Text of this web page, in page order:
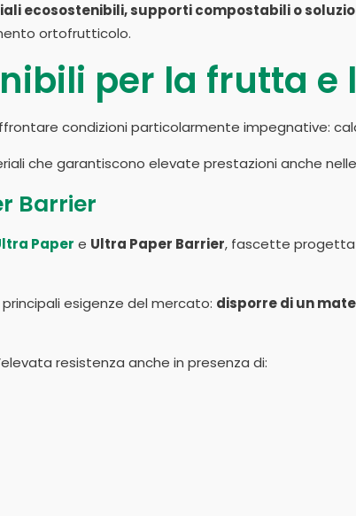
ecosostenibili, supporti compostabili o
ortofrutticolo.
per la frutta
condizioni particolarmente impegnative:
che garantiscono elevate prestazioni anche
Barrier
Paper e Ultra Paper Barrier, fascette
esigenze del mercato: disporre di un
resistenza anche in presenza di: